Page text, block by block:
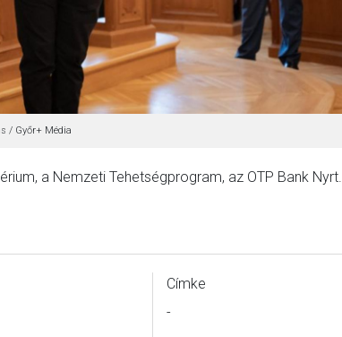
/ Győr+ Média
a Nemzeti Tehetségprogram, az OTP Bank Nyrt.
Címke
-